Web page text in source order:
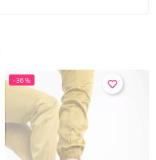
favorite_border
-36%